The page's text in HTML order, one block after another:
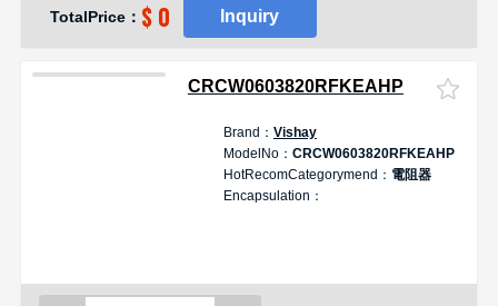
TotalPrice： $ 0 Inquiry
CRCW0603820RFKEAHP
Brand： Vishay
ModelNo： CRCW0603820RFKEAHP
HotRecomCategorymend： 電阻器
Encapsulation：